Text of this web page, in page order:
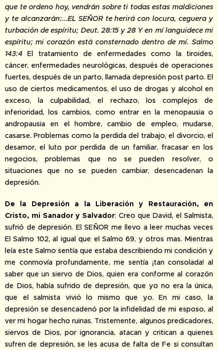
que te ordeno hoy, vendrán sobre ti todas estas maldiciones
y te alcanzarán:...EL SEÑOR te herirá con locura, ceguera y
turbación de espíritu; Deut. 28:15 y 28 Y en mí languidece mi
espíritu; mi corazón está consternado dentro de mí. Salmo
143:4El tratamiento de enfermedades como la tiroides,
cáncer, enfermedades neurológicas, después de operaciones
fuertes, después de un parto, llamada depresión post parto. El
uso de ciertos medicamentos, el uso de drogas y alcohol en
exceso, la culpabilidad, el rechazo, los complejos de
inferioridad, los cambios, como entrar en la menopausia o
andropausia en el hombre, cambio de empleo, mudarse,
casarse. Problemas como la perdida del trabajo, el divorcio, el
desamor, el luto por perdida de un familiar, fracasar en los
negocios, problemas que no se pueden resolver, o
situaciones que no se pueden cambiar, desencadenan la
depresión.
De la Depresión a la Liberación y Restauración, en
Cristo, mi Sanador y Salvador: Creo que David, el Salmista,
sufrió de depresión. El SEÑOR me llevo a leer muchas veces
El Salmo 102, al igual que el Salmo 69, y otros mas. Mientras
leía este Salmo sentía que estaba describiendo mi condición y
me conmovía profundamente, me sentía ¡tan consolada! al
saber que un siervo de Dios, quien era conforme al corazón
de Dios, había sufrido de depresión, que yo no era la única,
que el salmista vivió lo mismo que yo. En mi caso, la
depresión se desencadenó por la infidelidad de mi esposo, al
ver mi hogar hecho ruinas. Tristemente, algunos predicadores,
siervos de Dios, por ignorancia, atacan y critican a quienes
sufren de depresión, se les acusa de falta de Fe si consultan